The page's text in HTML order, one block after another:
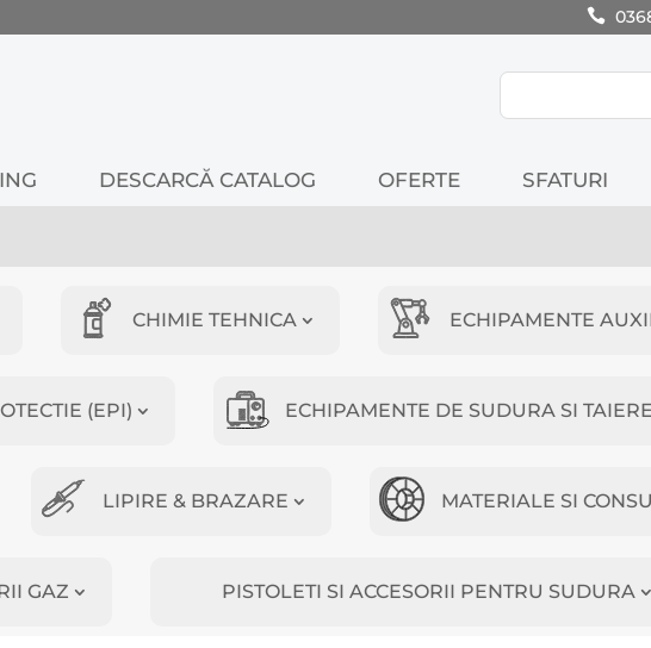
DESCARCĂ CATALOG OFERTE SFATURI
CHIMIE TEHNICA ECHIPAMENTE
(EPI) ECHIPAMENTE DE SUDURA SI TAIERE
LIPIRE & BRAZARE MATERIALE SI
GAZ PISTOLETI SI ACCESORII PENTRU SUDURA